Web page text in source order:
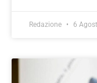
Redazione 6